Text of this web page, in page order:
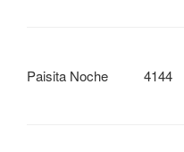
Paisita Noche 4144